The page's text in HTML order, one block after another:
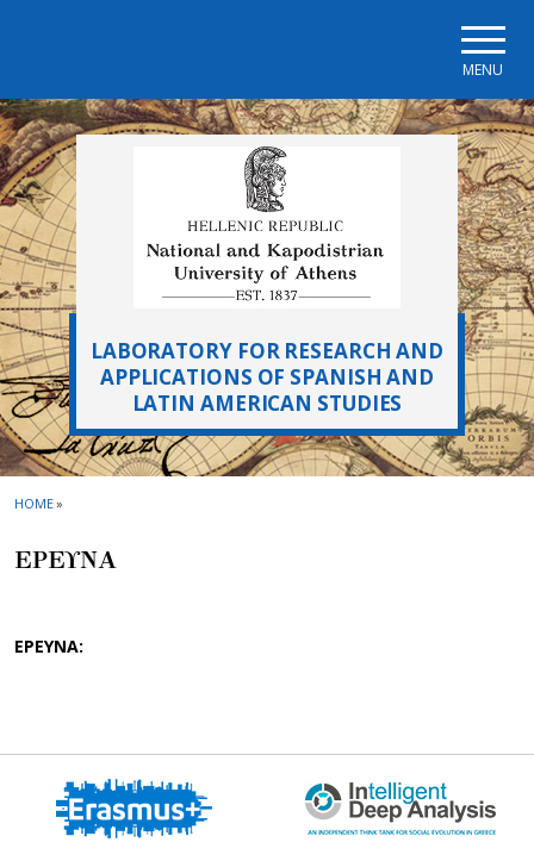
MENU
LABORATORY FOR RESEARCH AND
APPLICATIONS OF SPANISH AND
LATIN AMERICAN STUDIES
HOME»
ΕΡΕΥΝΑ
ΕΡΕΥΝΑ: